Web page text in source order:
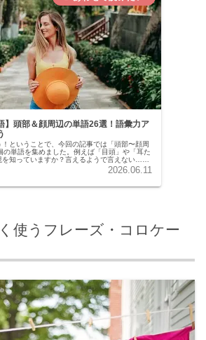
】頭部＆顔周辺の単語26選！語彙力ア
ということで、今回の記事では「頭部〜顔周
の単語を集めました。例えば「目頭」や「耳た
を知っていますか？言えるようで言えない…そ
2026.06.11
使うフレーズ・コロケー